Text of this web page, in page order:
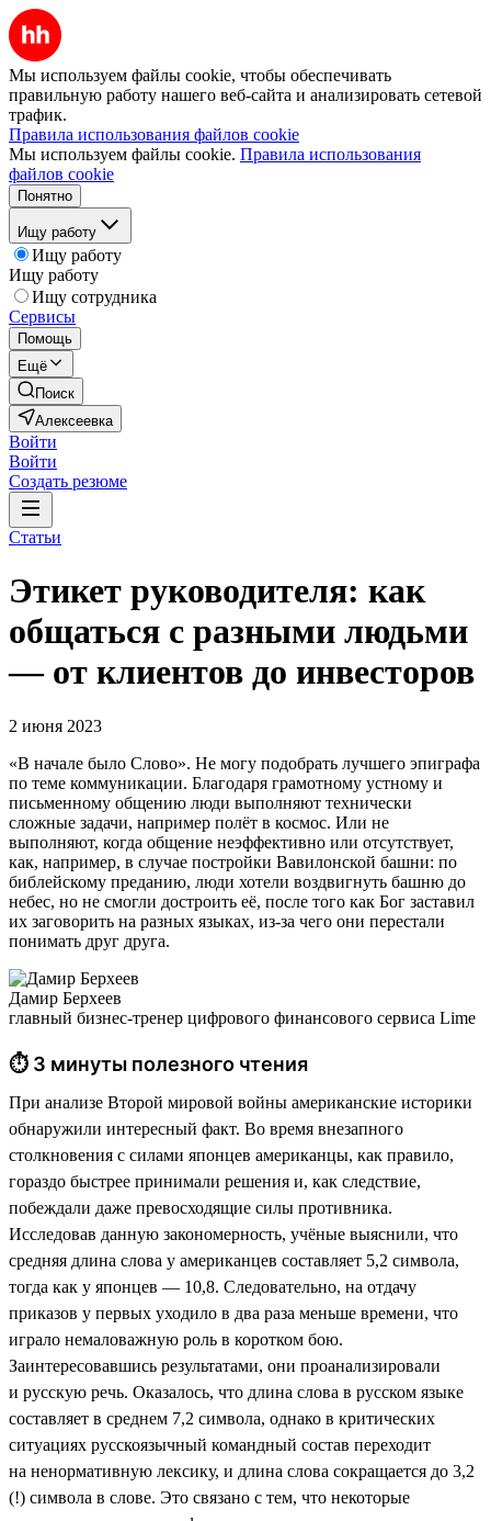
Мы используем файлы cookie, чтобы обеспечивать
правильную работу нашего веб-сайта и анализировать сетевой
трафик.
Правила использования файлов cookie
Мы используем файлы cookie. Правила использования
файлов cookie
Понятно
Ищу работу
Ищу работу
Ищу работу
Ищу сотрудника
Сервисы
Помощь
Ещё
Поиск
Алексеевка
Войти
Войти
Создать резюме
Статьи
Этикет руководителя: как
общаться с разными людьми
— от клиентов до инвесторов
2 июня 2023
«В начале было Слово». Не могу подобрать лучшего эпиграфа
по теме коммуникации. Благодаря грамотному устному и
письменному общению люди выполняют технически
сложные задачи, например полёт в космос. Или не
выполняют, когда общение неэффективно или отсутствует,
как, например, в случае постройки Вавилонской башни: по
библейскому преданию, люди хотели воздвигнуть башню до
небес, но не смогли достроить её, после того как Бог заставил
их заговорить на разных языках, из-за чего они перестали
понимать друг друга.
Дамир Берхеев
главный бизнес-тренер цифрового финансового сервиса Lime
⏱ 3 минуты полезного чтения
При анализе Второй мировой войны американские историки
обнаружили интересный факт. Во время внезапного
столкновения с силами японцев американцы, как правило,
гораздо быстрее принимали решения и, как следствие,
побеждали даже превосходящие силы противника.
Исследовав данную закономерность, учёные выяснили, что
средняя длина слова у американцев составляет 5,2 символа,
тогда как у японцев — 10,8. Следовательно, на отдачу
приказов у первых уходило в два раза меньше времени, что
играло немаловажную роль в коротком бою.
Заинтересовавшись результатами, они проанализировали
и русскую речь. Оказалось, что длина слова в русском языке
составляет в среднем 7,2 символа, однако в критических
ситуациях русскоязычный командный состав переходит
на ненормативную лексику, и длина слова сокращается до 3,2
(!) символа в слове. Это связано с тем, что некоторые